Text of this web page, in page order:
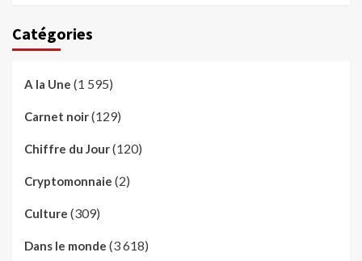
Catégories
A la Une (1 595)
Carnet noir(129)
Chiffre du Jour(120)
Cryptomonnaie (2)
Culture (309)
Dans le monde (3 618)